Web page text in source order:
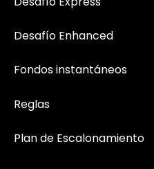
Desafío Enhanced
Fondos instantáneos
Reglas
Plan de Escalonamiento